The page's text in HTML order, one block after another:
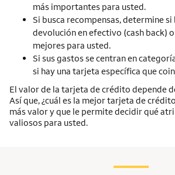
más importantes para usted.
Si busca recompensas, determine
devolución en efectivo (cash back)
mejores para usted.
Si sus gastos se centran en
si hay una tarjeta específica que
El valor de la tarjeta de crédito depende
Así que, ¿cuál es la mejor tarjeta de
más valor y que le permite decidir qué
valiosos para usted.